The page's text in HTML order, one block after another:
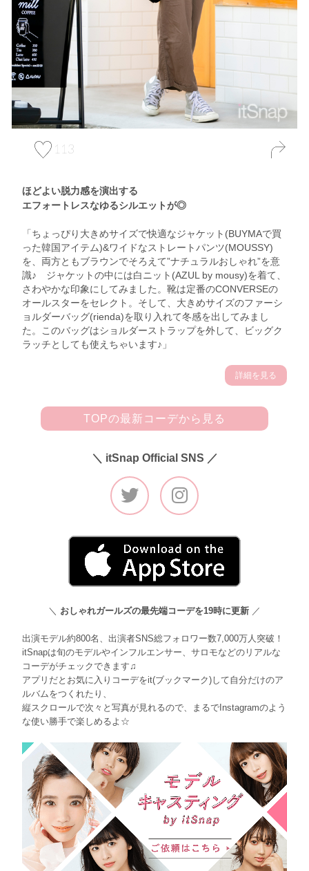
113
ほどよい脱力感を演出する
エフォートレスなゆるシルエットが◎
「ちょっぴり大きめサイズで快適なジャケット(BUYMAで買
った韓国アイテム)&ワイドなストレートパンツ(MOUSSY)
を、両方ともブラウンでそろえて”ナチュラルおしゃれ”を意
識♪ ジャケットの中には白ニット(AZUL by mousy)を着て、
さわやかな印象にしてみました。靴は定番のCONVERSEの
オールスターをセレクト。そして、大きめサイズのファーシ
ョルダーバッグ(rienda)を取り入れて冬感を出してみまし
た。このバッグはショルダーストラップを外して、ビッグク
ラッチとしても使えちゃいます♪」
詳細を見る
TOPの最新コーデから見る
＼ itSnap Official SNS ／
＼ おしゃれガールズの最先端コーデを19時に更新 ／
出演モデル約800名、出演者SNS総フォロワー数7,000万人突破！
itSnapは旬のモデルやインフルエンサー、サロモなどのリアルな
コーデがチェックできます♫
アプリだとお気に入りコーデをit(ブックマーク)して自分だけのア
ルバムをつくれたり、
縦スクロールで次々と写真が見れるので、まるでInstagramのよう
な使い勝手で楽しめるよ☆